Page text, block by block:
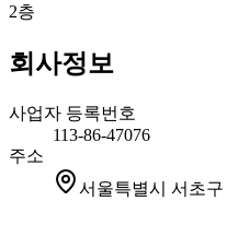
2층
회사정보
사업자 등록번호
113-86-47076
주소
서울특별시 서초